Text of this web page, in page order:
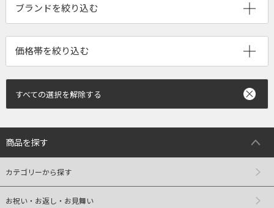
ブランドを絞り込む
すべての選択を解除する
商品を探す
カテゴリーから探す
お祝い・お返し・お見舞い